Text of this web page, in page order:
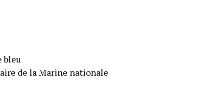
bleu
de la Marine nationale